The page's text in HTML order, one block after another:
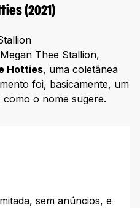
(2021)
Thee Stallion,
Hotties, uma coletânea
foi, basicamente, um
como o nome sugere.
sem anúncios, e